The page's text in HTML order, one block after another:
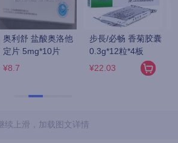
九芝堂/芝 六味地黄
丸(浓缩丸) 200丸/
瓶
¥12.8
同仁堂 六味地黄丸
9g*10丸(大蜜丸)
¥16.9
续上滑，加载图文详情